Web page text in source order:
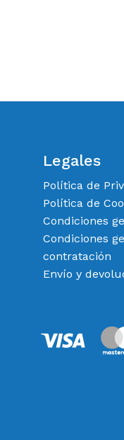
Legales
Política de
Política de
Condiciones
Condiciones
contratación
Envío y